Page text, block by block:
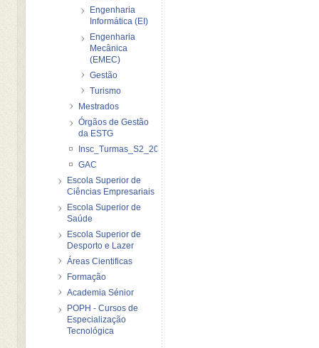
Engenharia
Informática (EI)
Engenharia
Mecânica
(EMEC)
Gestão
Turismo
Mestrados
Órgãos de Gestão
da ESTG
Insc_Turmas_S2_2012_2013
GAC
Escola Superior de
Ciências Empresariais
Escola Superior de
Saúde
Escola Superior de
Desporto e Lazer
Áreas Cientificas
Formação
Academia Sénior
POPH - Cursos de
Especialização
Tecnológica